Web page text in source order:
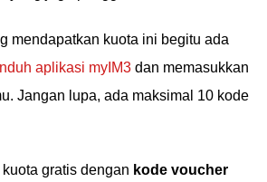
mendapatkan kuota ini begitu ada
aplikasi myIM3 dan memasukkan
Jangan lupa, ada maksimal 10 kode
gratis dengan kode voucher